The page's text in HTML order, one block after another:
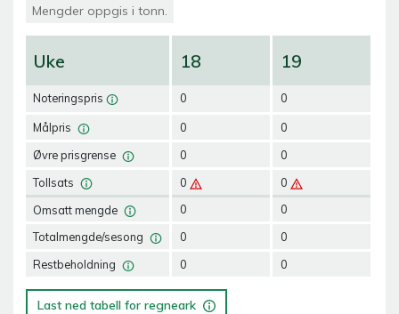
Mengder oppgis i tonn.
Uke
Noteringspris
Målpris
Øvre prisgrense
Tollsats
Omsatt mengde
Totalmengde/sesong
Restbeholdning
18
0
0
0
0
0
0
0
19
0
0
0
0
0
0
0
Last ned tabell for regneark